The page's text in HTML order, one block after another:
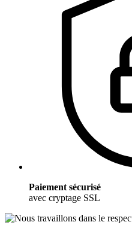
Paiement sécurisé
avec cryptage SSL